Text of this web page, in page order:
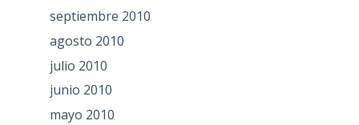
septiembre 2010
agosto 2010
julio 2010
junio 2010
mayo 2010